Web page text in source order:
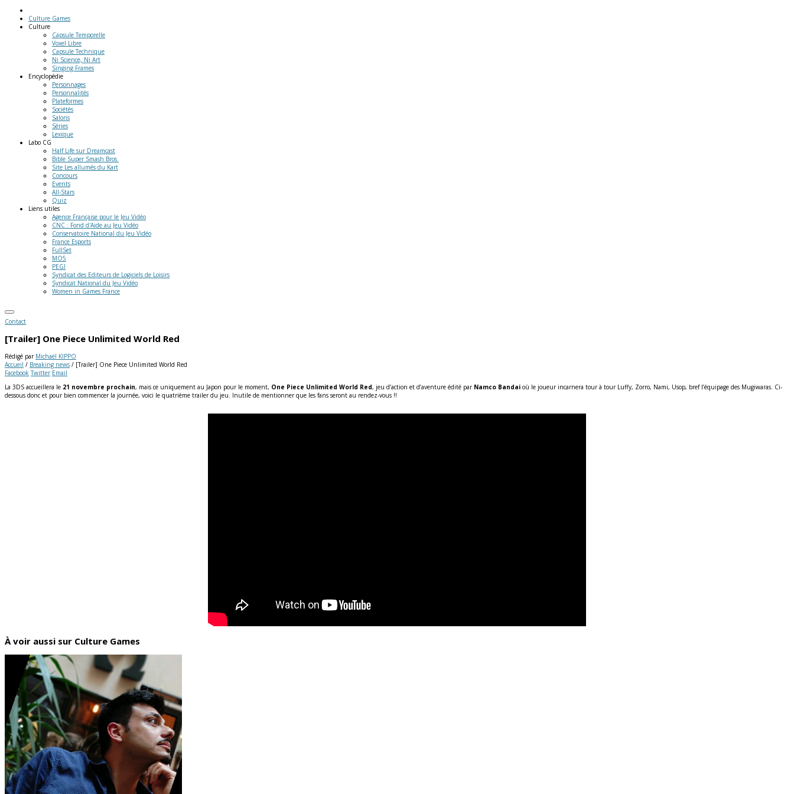
Culture Games
Culture
Capsule Temporelle
Voxel Libre
Capsule Technique
Ni Science, Ni Art
Singing Frames
Encyclopédie
Personnages
Personnalités
Plateformes
Sociétés
Salons
Séries
Lexique
Labo CG
Half Life sur Dreamcast
Bible Super Smash Bros.
Site Les allumés du Kart
Concours
Events
All-Stars
Quiz
Liens utiles
Agence Française pour le Jeu Vidéo
CNC : Fond d'Aide au Jeu Vidéo
Conservatoire National du Jeu Vidéo
France Esports
FullSet
MO5
PEGI
Syndicat des Editeurs de Logiciels de Loisirs
Syndicat National du Jeu Vidéo
Women in Games France
Contact
[Trailer] One Piece Unlimited World Red
Rédigé par Michaël KIPPO
Accueil / Breaking news / [Trailer] One Piece Unlimited World Red
Facebook Twitter Email
La 3DS accueillera le 21 novembre prochain, mais ce uniquement au Japon pour le moment, One Piece Unlimited World Red, jeu d’action et d’aventure édité par Namco Bandai où le joueur incarnera tour à tour Luffy, Zorro, Nami, Usop, bref l’équipage des Mugiwaras. Ci-
dessous donc et pour bien commencer la journée, voici le quatrième trailer du jeu. Inutile de mentionner que les fans seront au rendez-vous !!
À voir aussi sur Culture Games